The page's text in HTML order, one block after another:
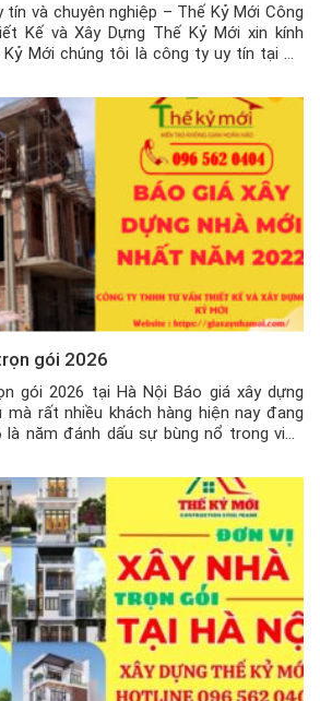
tín và chuyên nghiệp – Thế Kỷ Mới Công
Kế và Xây Dựng Thế Kỷ Mới xin kính
Mới chúng tôi là công ty uy tín tại Hà
gói 2026
gói 2026 tại Hà Nội Báo giá xây dựng
rất nhiều khách hàng hiện nay đang
năm đánh dấu sự bùng nổ trong việc